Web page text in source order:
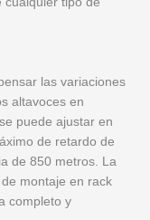
las variaciones
altavoces en
puede ajustar en
de retardo de
de 850 metros. La
montaje en rack
completo y